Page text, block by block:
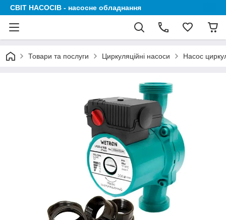
СВІТ НАСОСІВ - насосне обладнання
Товари та послуги Циркуляційні насоси Насос